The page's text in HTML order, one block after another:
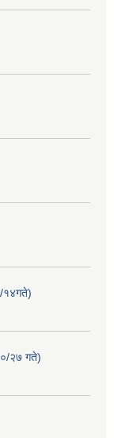
१४गते)
२७ गते)